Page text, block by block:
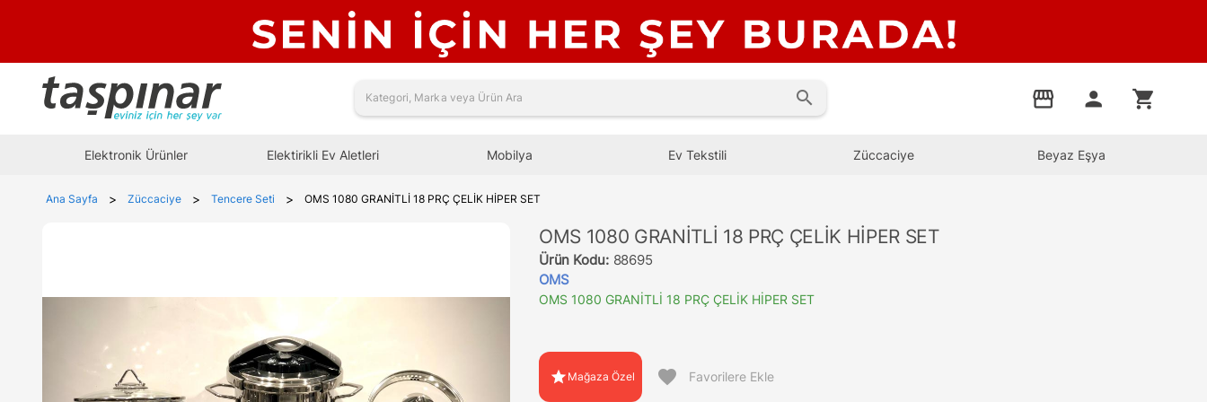
search storefront person shopping_cart
Elektronik Ürünler Elektirikli Ev Aletleri Mobilya Ev Tekstili Züccaciye Beyaz Eşya
Ana Sayfa > Züccaciye > Tencere Seti > OMS 1080 GRANİTLİ 18 PRÇ ÇELİK HİPER SET
OMS 1080 GRANİTLİ 18 PRÇ ÇELİK HİPER SET
Ürün Kodu: 88695
OMS
OMS 1080 GRANİTLİ 18 PRÇ ÇELİK HİPER SET
star Mağaza Özel favorite Favorilere Ekle